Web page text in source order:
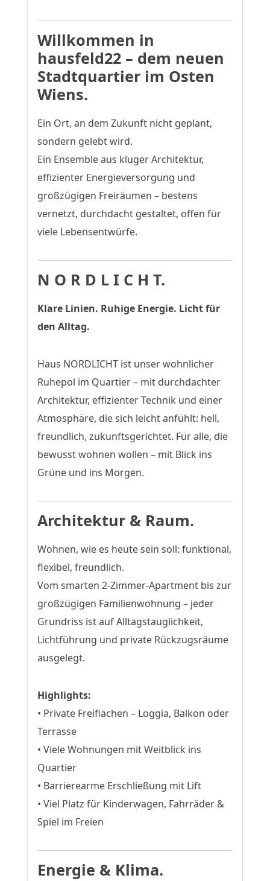
Willkommen in
hausfeld22 – dem neuen
Stadtquartier im Osten
Wiens.
Ein Ort, an dem Zukunft nicht geplant,
sondern gelebt wird.
Ein Ensemble aus kluger Architektur,
effizienter Energieversorgung und
großzügigen Freiräumen – bestens
vernetzt, durchdacht gestaltet, offen für
viele Lebensentwürfe.
N O R D L I C H T.
Klare Linien. Ruhige Energie. Licht für
den Alltag.
Haus NORDLICHT ist unser wohnlicher
Ruhepol im Quartier – mit durchdachter
Architektur, effizienter Technik und einer
Atmosphäre, die sich leicht anfühlt: hell,
freundlich, zukunftsgerichtet. Für alle, die
bewusst wohnen wollen – mit Blick ins
Grüne und ins Morgen.
Architektur & Raum.
Wohnen, wie es heute sein soll: funktional,
flexibel, freundlich.
Vom smarten 2-Zimmer-Apartment bis zur
großzügigen Familienwohnung – jeder
Grundriss ist auf Alltagstauglichkeit,
Lichtführung und private Rückzugsräume
ausgelegt.
Highlights:
• Private Freiflächen – Loggia, Balkon oder
Terrasse
• Viele Wohnungen mit Weitblick ins
Quartier
• Barrierearme Erschließung mit Lift
• Viel Platz für Kinderwagen, Fahrräder &
Spiel im Freien
Energie & Klima.